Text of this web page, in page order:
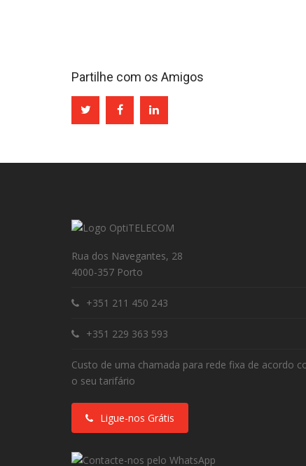
Partilhe com os Amigos
Rua dos Navegantes, 28
4000-357 Porto
+351 211 450 243
+351 229 363 593
Custo de uma chamada para rede fixa de acordo
o seu tarifário
Ligue-nos Grátis